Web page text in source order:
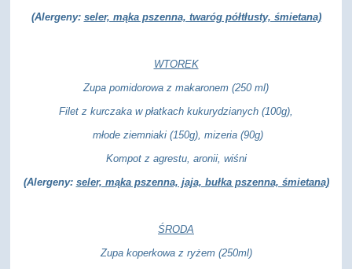
(Alergeny: seler, mąka pszenna, twaróg półtłusty, śmietana)
WTOREK
Zupa pomidorowa z makaronem (250 ml)
Filet z kurczaka w płatkach kukurydzianych (100g),
młode ziemniaki (150g), mizeria (90g)
Kompot z agrestu, aronii, wiśni
(Alergeny: seler, mąka pszenna, jaja, bułka pszenna, śmietana)
ŚRODA
Zupa koperkowa z ryżem (250ml)